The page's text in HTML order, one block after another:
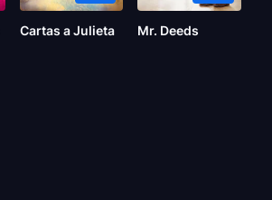
Cartas a Julieta Mr. Deeds